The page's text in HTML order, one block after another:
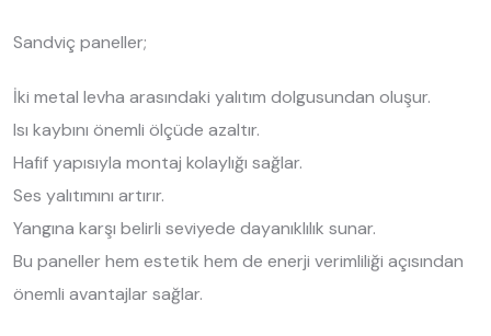
Sandviç paneller;
İki metal levha arasındaki yalıtım dolgusundan oluşur.
Isı kaybını önemli ölçüde azaltır.
Hafif yapısıyla montaj kolaylığı sağlar.
Ses yalıtımını artırır.
Yangına karşı belirli seviyede dayanıklılık sunar.
Bu paneller hem estetik hem de enerji verimliliği açısından
önemli avantajlar sağlar.